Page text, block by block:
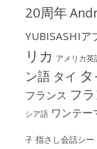
20周年
YUBISASHIア
リカ アメリカ英
ン語 タイ
フランス フ
シア語 ワンテー
子 指さし会話シー